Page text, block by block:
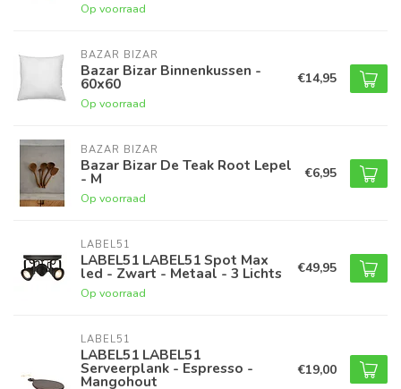
Op voorraad
BAZAR BIZAR
Bazar Bizar Binnenkussen -
60x60
Op voorraad
€14,95
BAZAR BIZAR
Bazar Bizar De Teak Root Lepel
- M
Op voorraad
€6,95
LABEL51
LABEL51 LABEL51 Spot Max
led - Zwart - Metaal - 3 Lichts
Op voorraad
€49,95
LABEL51
LABEL51 LABEL51
Serveerplank - Espresso -
Mangohout
€19,00